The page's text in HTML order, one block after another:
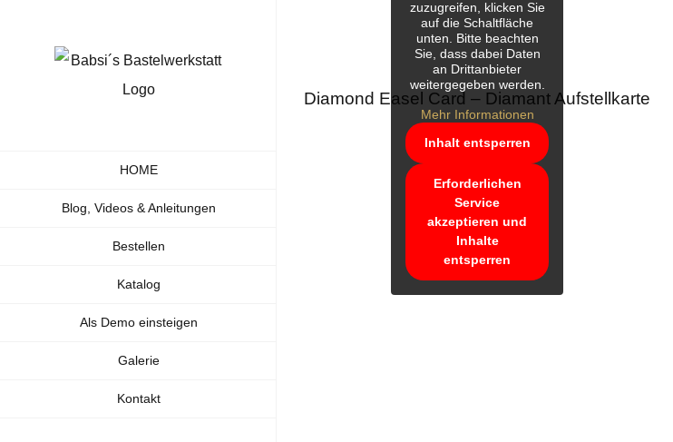
HOME
Blog, Videos & Anleitungen
Bestellen
Katalog
Als Demo einsteigen
Galerie
Kontakt
Diamond Easel Card – Diamant Aufstellkarte
zuzugreifen, klicken Sie
auf die Schaltfläche
unten. Bitte beachten
Sie, dass dabei Daten
an Drittanbieter
weitergegeben werden.
Mehr Informationen
Inhalt entsperren
Erforderlichen
Service
akzeptieren und
Inhalte
entsperren